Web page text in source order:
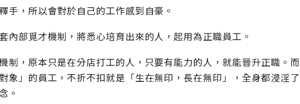
手，所以會對於自己的工作感到自豪。
內部覓才機制，將悉心培育出來的人，起用為正職員工。
制，原本只是在分店打工的人，只要有能力的人，就能晉升正職。而
象」的員工，不折不扣就是「生在無印，長在無印」，全身都浸淫了
。